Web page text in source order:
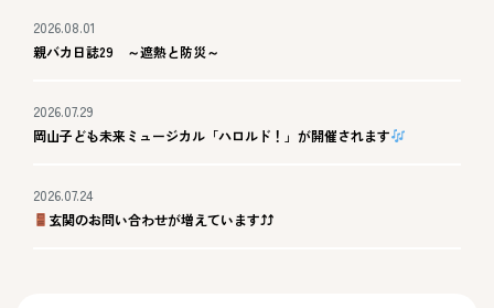
2026.08.01
親バカ日誌29 ～遮熱と防災～
2026.07.29
岡山子ども未来ミュージカル「ハロルド！」が開催されます
2026.07.24
玄関のお問い合わせが増えています⤴⤴